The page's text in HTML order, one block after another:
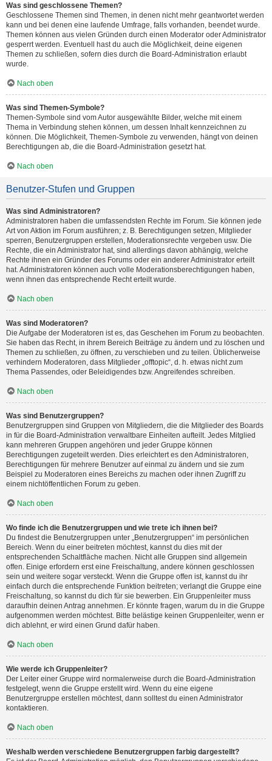
Was sind geschlossene Themen?
Geschlossene Themen sind Themen, in denen nicht mehr geantwortet werden
kann und bei denen eine laufende Umfrage, falls vorhanden, beendet wurde.
Themen können aus vielen Gründen durch einen Moderator oder Administrator
gesperrt werden. Eventuell hast du auch die Möglichkeit, deine eigenen
Themen zu schließen, sofern dies durch die Board-Administration erlaubt
wurde.
Nach oben
Was sind Themen-Symbole?
Themen-Symbole sind vom Autor ausgewählte Bilder, welche mit einem
Thema in Verbindung stehen können, um dessen Inhalt kennzeichnen zu
können. Die Möglichkeit, Themen-Symbole zu verwenden, hängt von deinen
Berechtigungen ab, die die Board-Administration gesetzt hat.
Nach oben
Benutzer-Stufen und Gruppen
Was sind Administratoren?
Administratoren haben die umfassendsten Rechte im Forum. Sie können jede
Art von Aktion im Forum ausführen; z. B. Berechtigungen setzen, Mitglieder
sperren, Benutzergruppen erstellen, Moderationsrechte vergeben usw. Die
Rechte, die ein Administrator hat, sind allerdings davon abhängig, welche
Rechte ihnen ein Gründer des Forums oder ein anderer Administrator erteilt
hat. Administratoren können auch volle Moderationsberechtigungen haben,
wenn ihnen das entsprechende Recht erteilt wurde.
Nach oben
Was sind Moderatoren?
Die Aufgabe der Moderatoren ist es, das Geschehen im Forum zu beobachten.
Sie haben das Recht, in ihrem Bereich Beiträge zu ändern und zu löschen und
Themen zu schließen, zu öffnen, zu verschieben und zu teilen. Üblicherweise
verhindern Moderatoren, dass Mitglieder „offtopic“, d. h. etwas nicht zum
Thema Passendes, oder Beleidigendes bzw. Angreifendes schreiben.
Nach oben
Was sind Benutzergruppen?
Benutzergruppen sind Gruppen von Mitgliedern, die die Mitglieder des Boards
in für die Board-Administration verwaltbare Einheiten aufteilt. Jedes Mitglied
kann mehreren Gruppen angehören und jeder Gruppe können
Berechtigungen zugeteilt werden. Dies erleichtert es den Administratoren,
Berechtigungen für mehrere Benutzer auf einmal zu ändern und sie zum
Beispiel zu Moderatoren eines Bereichs zu machen oder ihnen Zugriff zu
einem nichtöffentlichen Forum zu geben.
Nach oben
Wo finde ich die Benutzergruppen und wie trete ich ihnen bei?
Du findest die Benutzergruppen unter „Benutzergruppen“ im persönlichen
Bereich. Wenn du einer beitreten möchtest, kannst du dies mit der
entsprechenden Schaltfläche machen. Nicht alle Gruppen sind allgemein
offen. Einige erfordern erst eine Freischaltung, andere können geschlossen
sein und weitere sogar versteckt. Wenn die Gruppe offen ist, kannst du ihr
einfach durch die entsprechende Funktion beitreten; verlangt die Gruppe eine
Freischaltung, so kannst du dich für sie bewerben. Ein Gruppenleiter muss
daraufhin deinen Antrag annehmen. Er könnte fragen, warum du in die Gruppe
aufgenommen werden möchtest. Bitte belästige keinen Gruppenleiter, wenn er
dich ablehnt, er wird einen Grund dafür haben.
Nach oben
Wie werde ich Gruppenleiter?
Der Leiter einer Gruppe wird normalerweise durch die Board-Administration
festgelegt, wenn die Gruppe erstellt wird. Wenn du eine eigene
Benutzergruppe erstellen möchtest, dann solltest du einen Administrator
kontaktieren.
Nach oben
Weshalb werden verschiedene Benutzergruppen farbig dargestellt?